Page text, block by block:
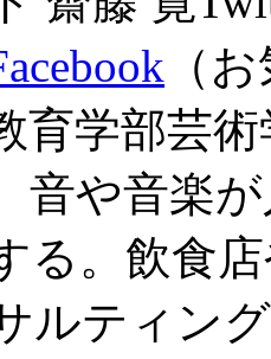
（
育学部芸
音や音楽
る。飲食
ルティン